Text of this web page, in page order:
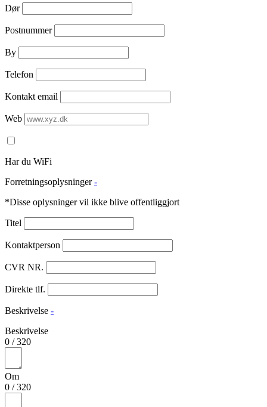
Dør
Postnummer
By
Telefon
Kontakt email
Web
Har du WiFi
Forretningsoplysninger -
*Disse oplysninger vil ikke blive offentliggjort
Titel
Kontaktperson
CVR NR.
Direkte tlf.
Beskrivelse -
Beskrivelse
0 /320
Om
0 /320